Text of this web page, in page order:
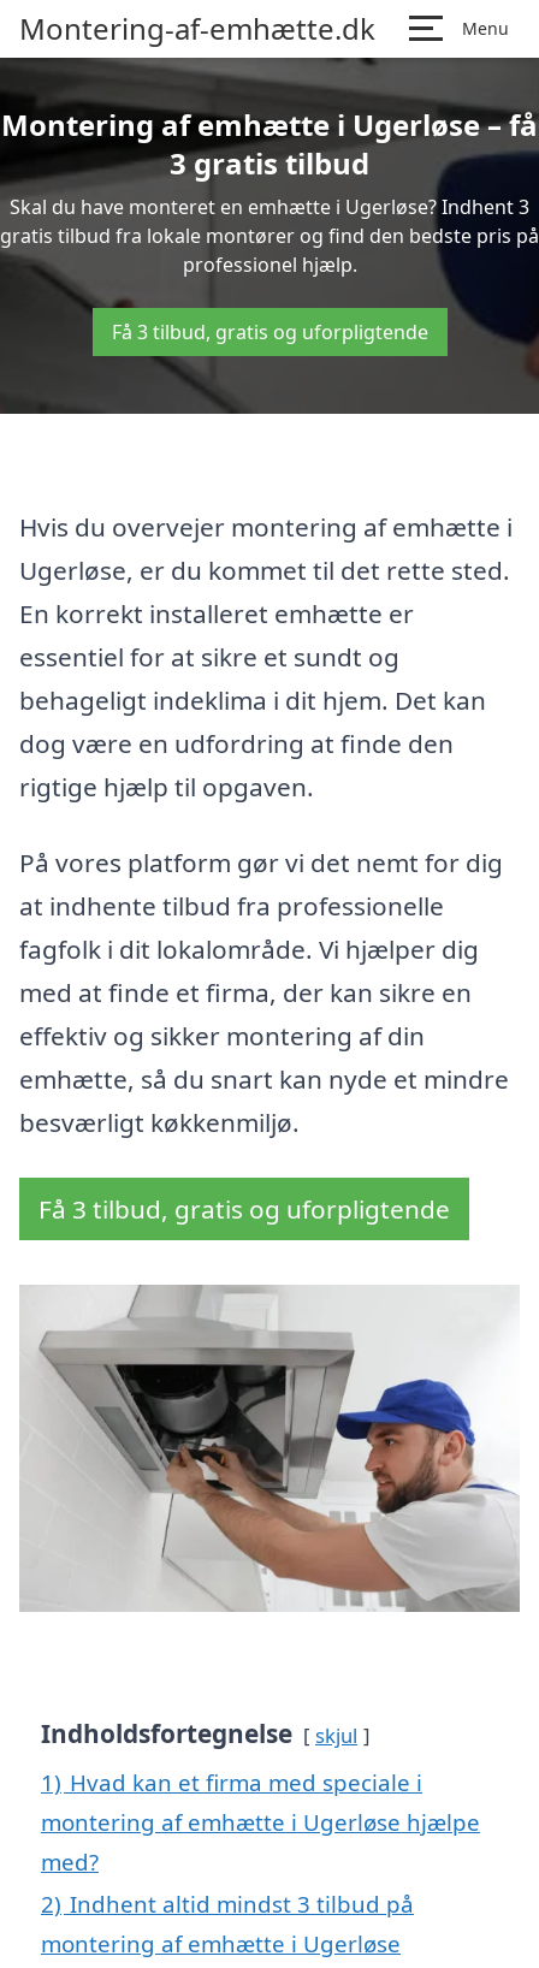
Montering-af-emhætte.dk Menu
Montering af emhætte i Ugerløse – få
3 gratis tilbud
Skal du have monteret en emhætte i Ugerløse? Indhent 3
gratis tilbud fra lokale montører og find den bedste pris på
professionel hjælp.
Få 3 tilbud, gratis og uforpligtende
Hvis du overvejer montering af emhætte i
Ugerløse, er du kommet til det rette sted.
En korrekt installeret emhætte er
essentiel for at sikre et sundt og
behageligt indeklima i dit hjem. Det kan
dog være en udfordring at finde den
rigtige hjælp til opgaven.
På vores platform gør vi det nemt for dig
at indhente tilbud fra professionelle
fagfolk i dit lokalområde. Vi hjælper dig
med at finde et firma, der kan sikre en
effektiv og sikker montering af din
emhætte, så du snart kan nyde et mindre
besværligt køkkenmiljø.
Få 3 tilbud, gratis og uforpligtende
Indholdsfortegnelse skjul
1) Hvad kan et firma med speciale i
montering af emhætte i Ugerløse hjælpe
med?
2) Indhent altid mindst 3 tilbud på
montering af emhætte i Ugerløse